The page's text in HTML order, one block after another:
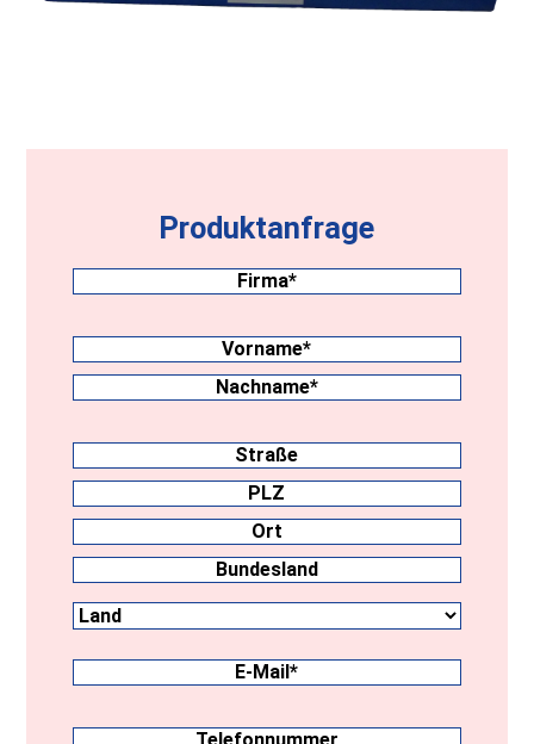
Produktanfrage
Firma(erforderlich)
Nachname(erforderlich)
Vorname
Anschrift
Straße
PLZ
Ort
E-
Mail(erforderlich)
Telefonnummer